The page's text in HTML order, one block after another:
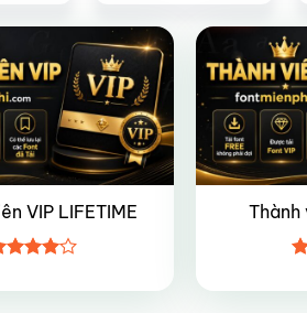
VIP LIFETIME
hạng
Giảm giá!
Thành